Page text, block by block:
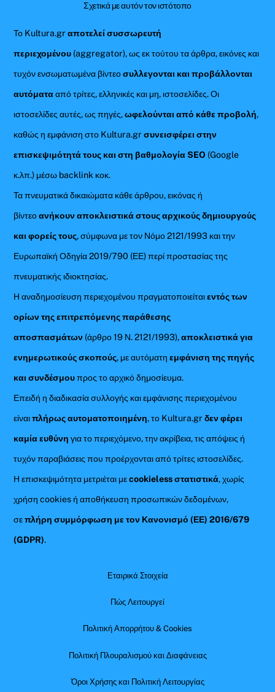
Σχετικά με αυτόν τον ιστότοπο
Το Kultura.grαποτελεί συσσωρευτή
περιεχομένου (aggregator), ως εκ τούτου τα άρθρα, εικόνες και
τυχόν ενσωματωμένα βίντεοσυλλεγονται και προβάλλονται
αυτόματααπό τρίτες, ελληνικές και μη, ιστοσελίδες. Οι
ιστοσελίδες αυτές, ως πηγές,ωφελούνται από κάθε προβολή,
καθώς η εμφάνιση στο Kultura.gr συνεισφέρει στην
επισκεψιμότητά τους και στη βαθμολογία SEO (Google
κ.λπ.) μέσω backlink κοκ.
Τα πνευματικά δικαιώματα κάθε άρθρου, εικόνας ή
βίντεοανήκουν αποκλειστικά στους αρχικούς δημιουργούς
και φορείς τους, σύμφωνα με τον Νόμο 2121/1993 και την
Ευρωπαϊκή Οδηγία 2019/790 (ΕΕ) περί προστασίας της
πνευματικής ιδιοκτησίας.
Η αναδημοσίευση περιεχομένου πραγματοποιείταιεντός των
ορίων της επιτρεπόμενης παράθεσης
αποσπασμάτων (άρθρο 19 Ν. 2121/1993),αποκλειστικά για
ενημερωτικούς σκοπούς, με αυτόματηεμφάνιση της πηγής
και συνδέσμουπρος το αρχικό δημοσίευμα.
Επειδή η διαδικασία συλλογής και εμφάνισης περιεχομένου
είναιπλήρως αυτοματοποιημένη, το Kultura.grδεν φέρει
καμία ευθύνη για το περιεχόμενο, την ακρίβεια, τις απόψεις ή
τυχόν παραβιάσεις που προέρχονται από τρίτες ιστοσελίδες.
Η επισκεψιμότητα μετριέται μεcookieless στατιστικά, χωρίς
χρήση cookies ή αποθήκευση προσωπικών δεδομένων,
σεπλήρη συμμόρφωση με τον Κανονισμό (ΕΕ) 2016/679
(GDPR).
Εταιρικά Στοιχεία
Πώς Λειτουργεί
Πολιτική Απορρήτου & Cookies
Πολιτική Πλουραλισμού και Διαφάνειας
Όροι Χρήσης και Πολιτική Λειτουργίας